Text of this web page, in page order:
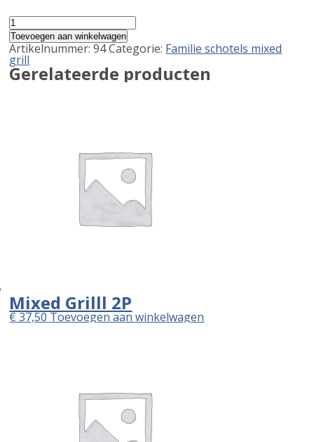
Mix
4P
aantal
Toevoegen aan winkelwagen
Artikelnummer:94Categorie: Familie schotels mixed
grill
Gerelateerde producten
Mixed Grilll 2P
€37,50Toevoegen aan winkelwagen